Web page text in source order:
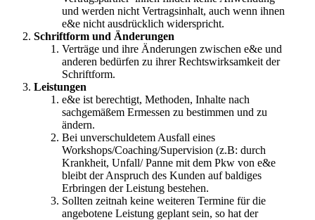
und werden nicht Vertragsinhalt, auch wenn ihnen
e&e nicht ausdrücklich widerspricht.
Schriftform und Änderungen
Verträge und ihre Änderungen zwischen e&e und
anderen bedürfen zu ihrer Rechtswirksamkeit der
Schriftform.
Leistungen
e&e ist berechtigt, Methoden, Inhalte nach
sachgemäßem Ermessen zu bestimmen und zu
ändern.
Bei unverschuldetem Ausfall eines
Workshops/Coaching/Supervision (z.B: durch
Krankheit, Unfall/ Panne mit dem Pkw von e&e
bleibt der Anspruch des Kunden auf baldiges
Erbringen der Leistung bestehen.
Sollten zeitnah keine weiteren Termine für die
angebotene Leistung geplant sein, so hat der